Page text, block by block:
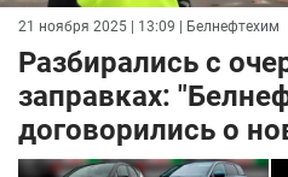
21 ноября 2025 | 13:09 | Белнефтехим
Разбирались с
заправках:
договорились о